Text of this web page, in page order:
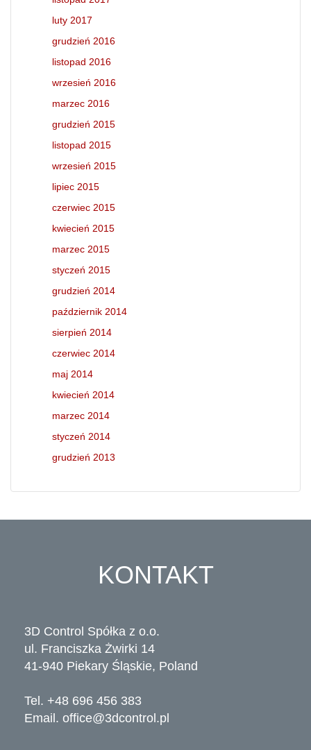
luty 2017
grudzień 2016
listopad 2016
wrzesień 2016
marzec 2016
grudzień 2015
listopad 2015
wrzesień 2015
lipiec 2015
czerwiec 2015
kwiecień 2015
marzec 2015
styczeń 2015
grudzień 2014
październik 2014
sierpień 2014
czerwiec 2014
maj 2014
kwiecień 2014
marzec 2014
styczeń 2014
grudzień 2013
KONTAKT
3D Control Spółka z o.o.
ul. Franciszka Żwirki 14
41-940 Piekary Śląskie, Poland
Tel. +48 696 456 383
Email. office@3dcontrol.pl